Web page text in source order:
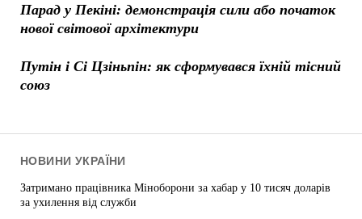
Парад у Пекіні: демонстрація сили або початок
нової світової архітектури
Путін і Сі Цзіньпін: як сформувався їхній тісний
союз
НОВИНИ УКРАЇНИ
Затримано працівника Міноборони за хабар у 10 тисяч доларів
за ухилення від служби